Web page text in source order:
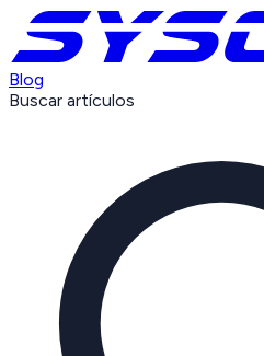
Blog
Buscar artículos